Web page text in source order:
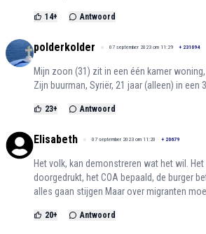
14+ Antwoord
polderkolder 07 september 2023 om 11:29 + 231094
Mijn zoon (31) zit in een één kamer
Zijn buurman, Syriër, 21 jaar (alleen) in een
23+ Antwoord
Elisabeth 07 september 2023 om 11:20 + 20679
Het volk, kan demonstreren wat het wil.
doorgedrukt, het COA bepaald, de burger
alles gaan stijgen Maar over migranten
20+ Antwoord